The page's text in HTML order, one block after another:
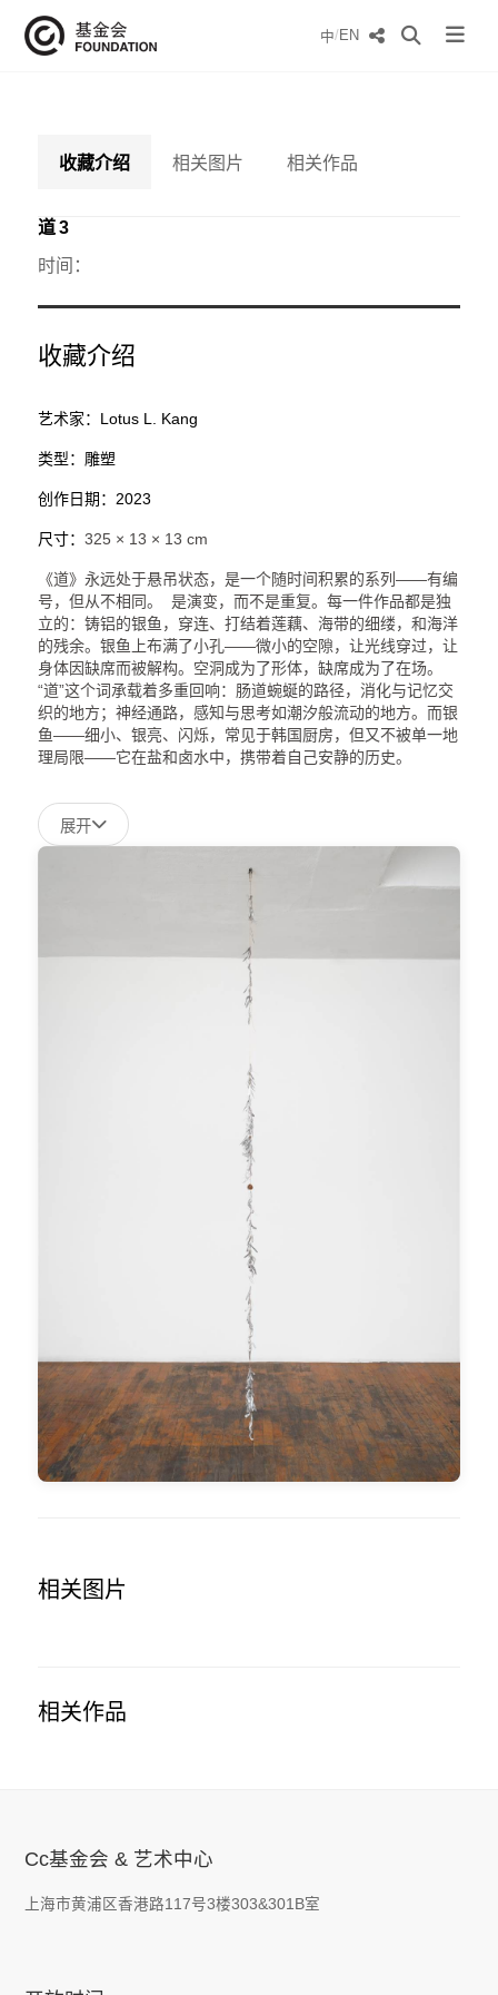
中/EN
收藏介绍 相关图片 相关作品
道 3
时间：
收藏介绍
艺术家：Lotus L. Kang
类型：雕塑
创作日期：2023
尺寸： 325 × 13 × 13 cm
《道》永远处于悬吊状态，是一个随时间积累的系列——有编
号，但从不相同。 是演变，而不是重复。每一件作品都是独
立的：铸铝的银鱼，穿连、打结着莲藕、海带的细缕，和海洋
的残余。银鱼上布满了小孔——微小的空隙，让光线穿过，让
身体因缺席而被解构。空洞成为了形体，缺席成为了在场。
“道”这个词承载着多重回响：肠道蜿蜒的路径，消化与记忆交
织的地方；神经通路，感知与思考如潮汐般流动的地方。而银
鱼——细小、银亮、闪烁，常见于韩国厨房，但又不被单一地
理局限——它在盐和卤水中，携带着自己安静的历史。
展开
相关图片
相关作品
Cc基金会 & 艺术中心
上海市黄浦区香港路117号3楼303&301B室